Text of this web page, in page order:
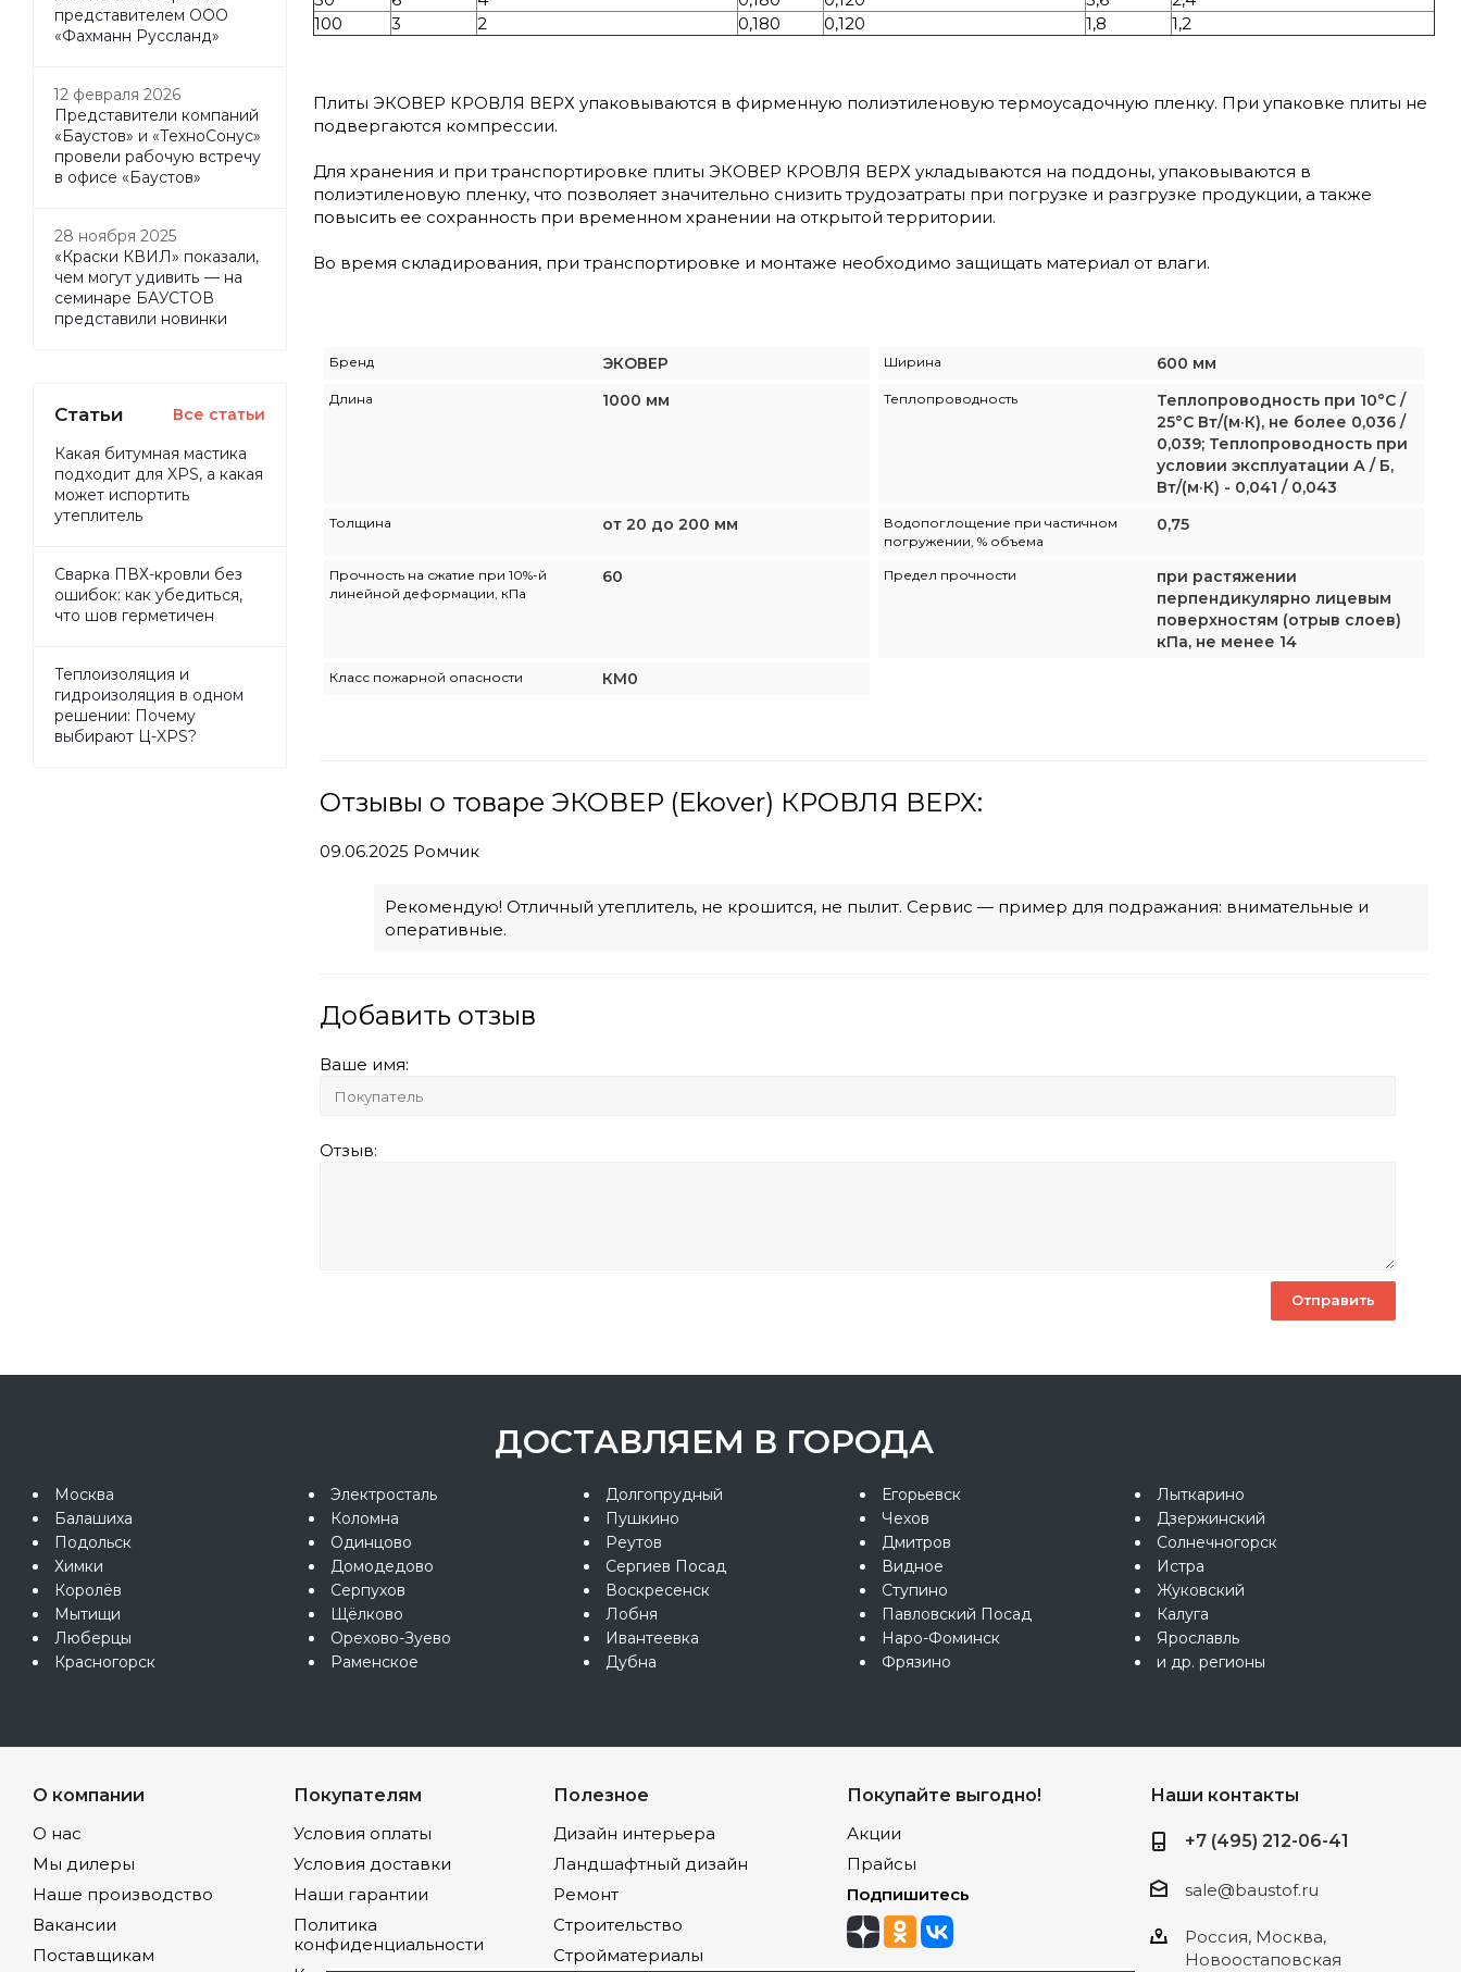
100
3 2 0,180 0,120 1,8 1,2
Плиты ЭКОВЕР КРОВЛЯ ВЕРХ упаковываются в фирменную полиэтиленовую термоусадочную пленку. При упаковке плиты не
подвергаются компрессии.
Для хранения и при транспортировке плиты ЭКОВЕР КРОВЛЯ ВЕРХ укладываются на поддоны, упаковываются в
полиэтиленовую пленку, что позволяет значительно снизить трудозатраты при погрузке и разгрузке продукции, а также
повысить ее сохранность при временном хранении на открытой территории.
Во время складирования, при транспортировке и монтаже необходимо защищать материал от влаги.
Бренд ЭКОВЕР Ширина 600 мм
Длина 1000 мм Теплопроводность
Теплопроводность при 10°С /
25°С Вт/(м·К), не более 0,036 /
0,039; Теплопроводность при
условии эксплуатации А / Б,
Вт/(м·К) - 0,041 / 0,043
Толщина от 20 до 200 мм
Водопоглощение при частичном
погружении, % объема
0,75
Прочность на сжатие при 10%-й
линейной деформации, кПа
60 Предел прочности
при растяжении
перпендикулярно лицевым
поверхностям (отрыв слоев)
кПа, не менее 14
Класс пожарной опасности КМ0
Отзывы о товаре ЭКОВЕР (Ekover) КРОВЛЯ ВЕРХ:
09.06.2025 Ромчик
Рекомендую! Отличный утеплитель, не крошится, не пылит. Сервис — пример для подражания: внимательные и
оперативные.
Добавить отзыв
Ваше имя:
Отзыв:
представителем ООО
«Фахманн Руссланд»
12 февраля 2026
Представители компаний
«Баустов» и «ТехноСонус»
провели рабочую встречу
в офисе «Баустов»
28 ноября 2025
«Краски КВИЛ» показали,
чем могут удивить — на
семинаре БАУСТОВ
представили новинки
Статьи Все статьи
Какая битумная мастика
подходит для XPS, а какая
может испортить
утеплитель
Сварка ПВХ-кровли без
ошибок: как убедиться,
что шов герметичен
Теплоизоляция и
гидроизоляция в одном
решении: Почему
выбирают Ц-XPS?
ДОСТАВЛЯЕМ В ГОРОДА
Москва
Балашиха
Подольск
Химки
Королёв
Мытищи
Люберцы
Красногорск
Электросталь
Коломна
Одинцово
Домодедово
Серпухов
Щёлково
Орехово-Зуево
Раменское
Долгопрудный
Пушкино
Реутов
Сергиев Посад
Воскресенск
Лобня
Ивантеевка
Дубна
Егорьевск
Чехов
Дмитров
Видное
Ступино
Павловский Посад
Наро-Фоминск
Фрязино
Лыткарино
Дзержинский
Солнечногорск
Истра
Жуковский
Калуга
Ярославль
и др. регионы
О компании
О нас
Мы дилеры
Наше производство
Вакансии
Поставщикам
Покупателям
Условия оплаты
Условия доставки
Наши гарантии
Политика
конфиденциальности
Полезное
Дизайн интерьера
Ландшафтный дизайн
Ремонт
Строительство
Стройматериалы
Покупайте выгодно!
Акции
Прайсы
Подпишитесь
Наши контакты
+7 (495) 212-06-41
sale@baustof.ru
Россия, Москва,
Новоостаповская